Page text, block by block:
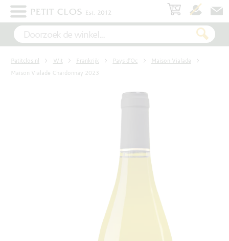
WIT
ROSÉ
Petitclos.nl Wit Frankrijk Pays d’Oc
Maison Vialade
Maison Vialade Chardonnay 2023